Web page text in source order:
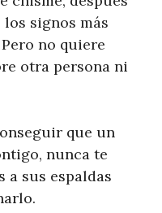
signos más
no quiere
otra persona ni
que un
nunca te
a sus espaldas